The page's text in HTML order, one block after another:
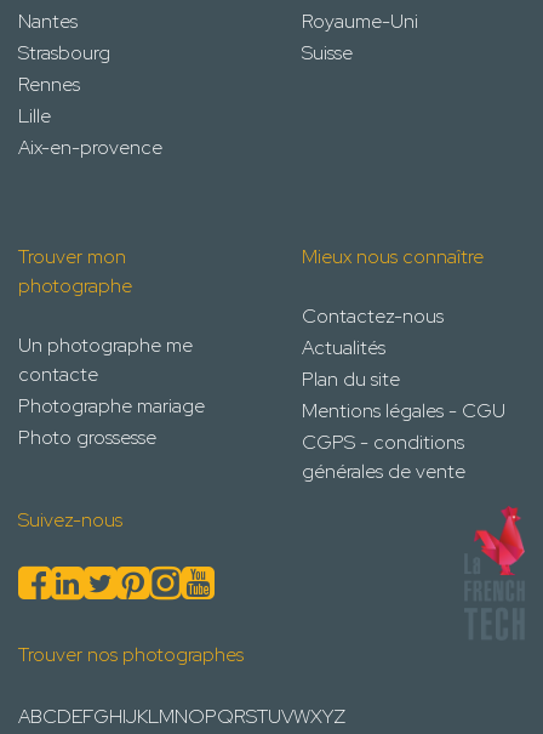
Nantes
Strasbourg
Rennes
Lille
Aix-en-provence
Royaume-Uni
Suisse
Trouver mon
photographe
Un photographe me
contacte
Photographe mariage
Photo grossesse
Mieux nous connaître
Contactez-nous
Actualités
Plan du site
Mentions légales - CGU
CGPS - conditions
générales de vente
Suivez-nous
Trouver nos photographes
ABCDEFGHIJKLMNOPQRSTUVWXYZ